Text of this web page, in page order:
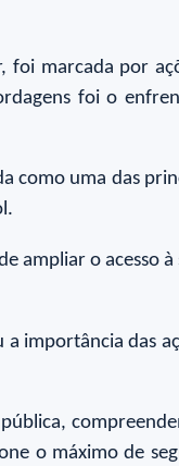
marcada por
foi o
como uma das
ampliar o acesso
a importância das
o máximo de